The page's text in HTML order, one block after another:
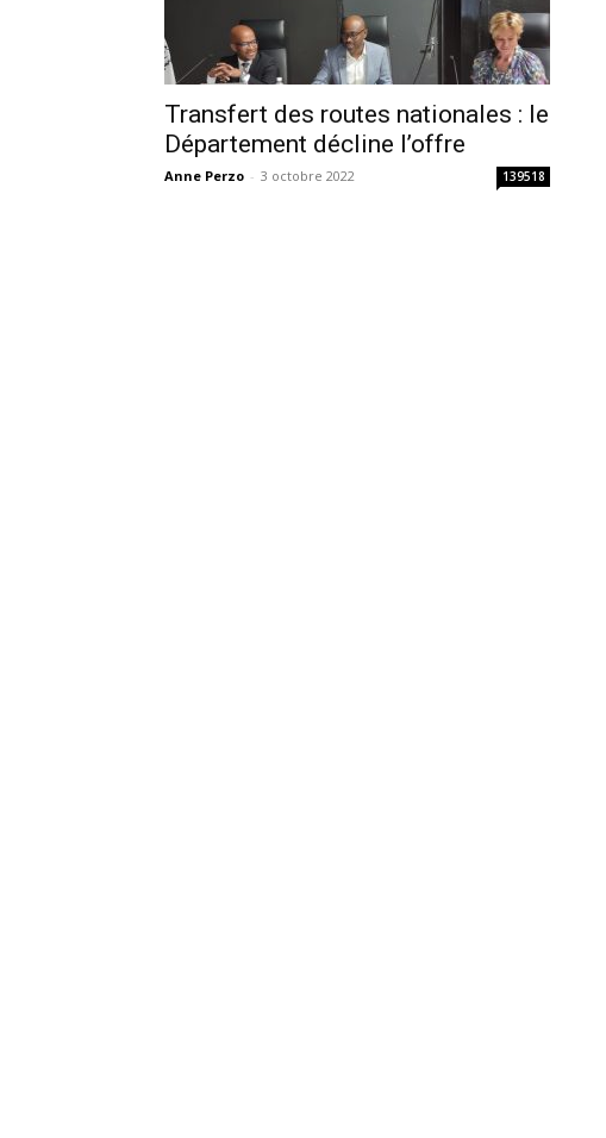
Transfert des routes nationales : le
Département décline l’offre
Anne Perzo - 3 octobre 2022 139518